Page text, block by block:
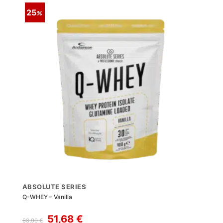
25
ABSOLUTE SERIES
Q-WHEY – Vanilla
68,90€
Il
51,68 €Il